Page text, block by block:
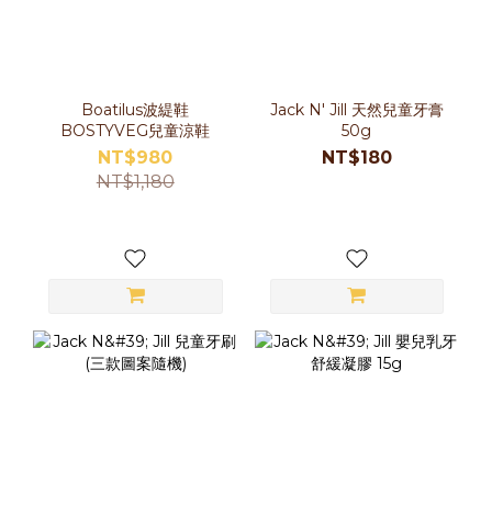
Boatilus波緹鞋
BOSTYVEG兒童涼鞋
NT$980
NT$1,180
Jack N' Jill 天然兒童牙膏
50g
NT$180